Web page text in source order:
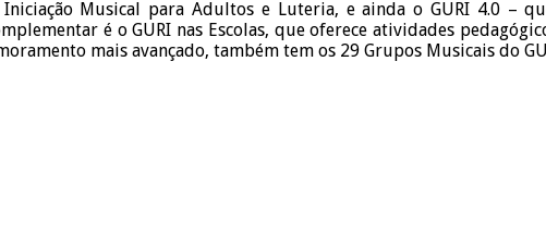
Musical para Adultos e Luteria, e ainda o GURI 4.0 –
é o GURI nas Escolas, que oferece atividades
mais avançado, também tem os 29 Grupos Musicais do